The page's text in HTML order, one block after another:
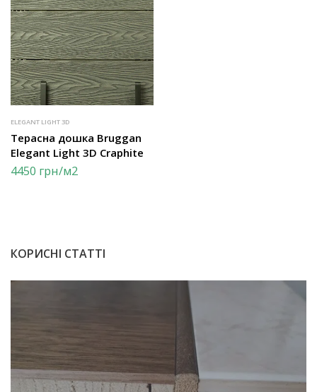
ELEGANT LIGHT 3D
Терасна дошка Bruggan
Elegant Light 3D Craphite
4450 грн/м2
КОРИСНІ СТАТТІ